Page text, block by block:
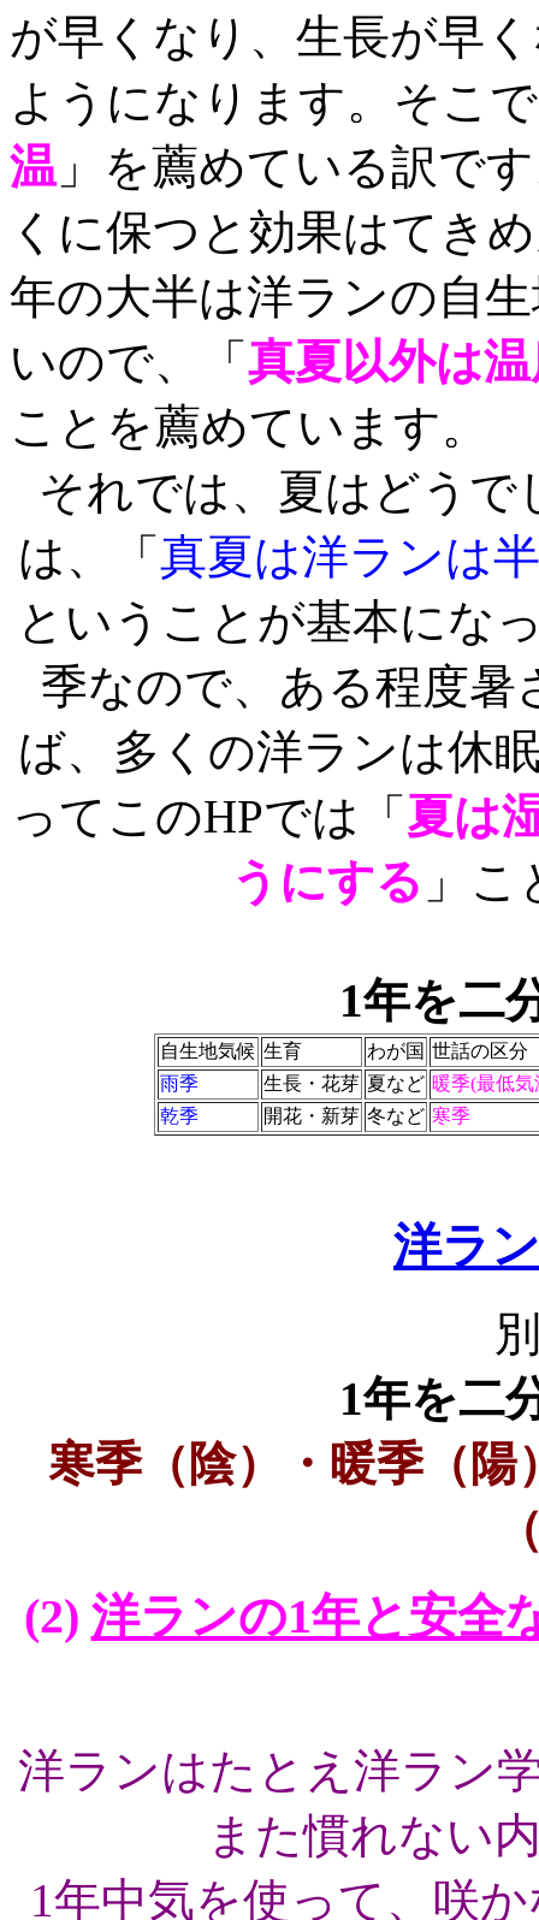
が早くなり、生長が早
ようになります。そこ
温 」を薦めている訳で
くに保つと効果はてき
年の大半は洋ランの自
いので、「 真夏以外は
ことを薦めています。
それでは、夏はどう
は、「 真夏は洋ランは
ということが基本にな
季なので、ある程度
ば、多くの洋ランは休
ってこのHPでは「 夏は
うにする 」
1年を二
自生地気候 生育 わが国 世話の区分
雨季
生長・花芽 夏など 暖季(最低
乾季
開花・新芽 冬など 寒季
洋ラ
1年を二
寒季（陰）・暖季（
(2) 洋ランの1年と安全
洋ランはたとえ洋ラン
また慣れない
1年中気を使って、咲